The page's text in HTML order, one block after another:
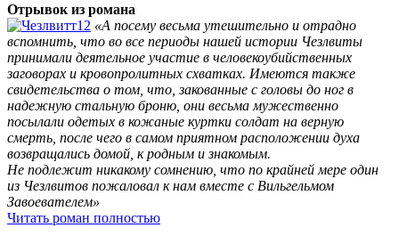
Отрывок из романа
«А посему весьма утешительно и отрадно
вспомнить, что во все периоды нашей истории Чезлвиты
принимали деятельное участие в человекоубийственных
заговорах и кровопролитных схватках. Имеются также
свидетельства о том, что, закованные с головы до ног в
надежную стальную броню, они весьма мужественно
посылали одетых в кожаные куртки солдат на верную
смерть, после чего в самом приятном расположении духа
возвращались домой, к родным и знакомым.
Не подлежит никакому сомнению, что по крайней мере один
из Чезлвитов пожаловал к нам вместе с Вильгельмом
Завоевателем»
Читать роман полностью